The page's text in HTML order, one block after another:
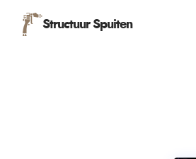
Structuur Spuiten